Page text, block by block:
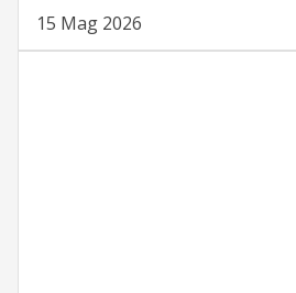
15 Mag 2026